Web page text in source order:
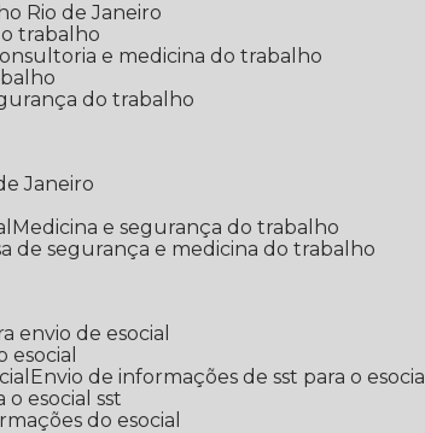
Rio de Janeiro
trabalho
Consultoria e medicina do trabalho
do trabalho
Janeiro
Medicina e segurança do trabalho
de segurança e medicina do trabalho
envio de esocial
esocial
Envio de informações de sst para o esocial
o esocial sst
do esocial